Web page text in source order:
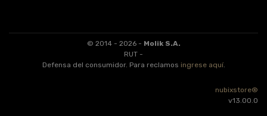
© 2014 - 2026 - Molik S.A.
RUT -
Defensa del consumidor. Para reclamos ingrese aquí.
nubixstore®
v13.00.0